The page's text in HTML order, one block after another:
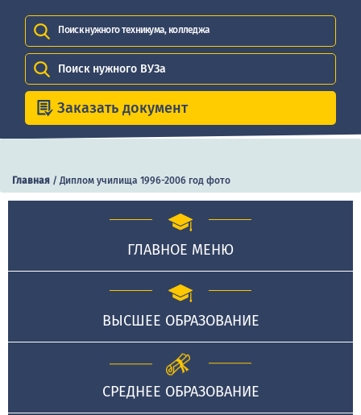
Поиск нужного техникума, колледжа
Поиск нужного ВУЗа
Заказать документ
Главная /Диплом училища 1996-2006 год фото
ГЛАВНОЕ МЕНЮ
ВЫСШЕЕ ОБРАЗОВАНИЕ
СРЕДНЕЕ ОБРАЗОВАНИЕ